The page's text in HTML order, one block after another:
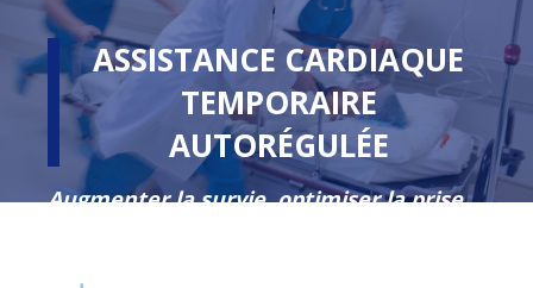
ASSISTANCE CARDIAQUE
TEMPORAIRE
AUTORÉGULÉE
Augmenter la survie, optimiser la prise